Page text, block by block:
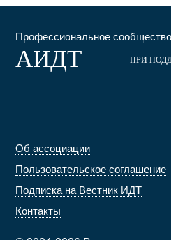
Профессиональное сообщество
АИДТ ПРИ
Об ассоциации
Пользовательское соглашение
Подписка на Вестник ИДТ
Контакты